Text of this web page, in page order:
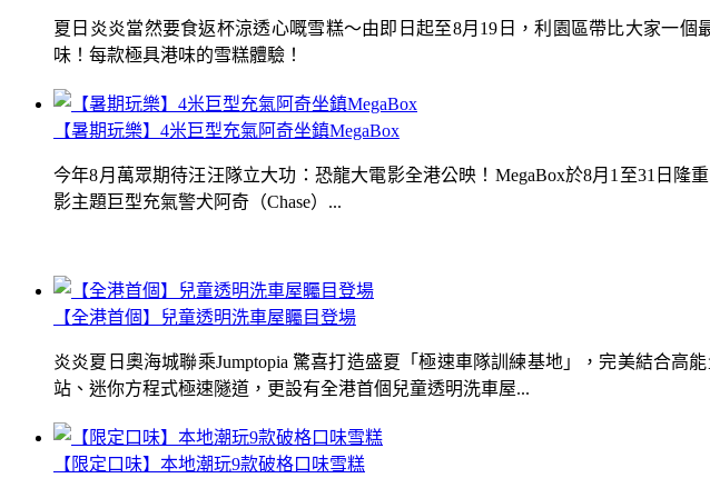
夏日炎炎當然要食返杯涼透心嘅雪糕～由即日起至8月19日，利園區帶比大家一
味！每款極具港味的雪糕體驗！
【全港首個】兒童透明洗車屋矚目登場
炎炎夏日奧海城聯乘Jumptopia 驚喜打造盛夏「極速車隊訓練基地」，完美結合
站、迷你方程式極速隧道，更設有全港首個兒童透明洗車屋...
【暑期玩樂】4米巨型充氣阿奇坐鎮MegaBox
今年8月萬眾期待汪汪隊立大功：恐龍大電影全港公映！MegaBox於8月1至31日
影主題巨型充氣警犬阿奇（Chase）...
【限定口味】本地潮玩9款破格口味雪糕